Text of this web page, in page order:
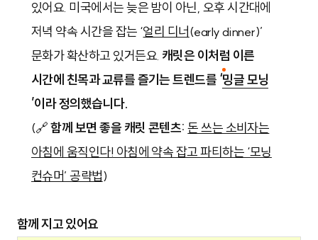
있어요. 미국에서는 늦은 밤이 아닌, 오후 시간대에
저녁 약속 시간을 잡는 ‘얼리 디너(early dinner)’
문화가 확산하고 있거든요. 캐릿은 이처럼 이른
시간에 친목과 교류를 즐기는 트렌드를 ‘밍글 모닝
’이라 정의했습니다.
(🔗함께 보면 좋을 캐릿 콘텐츠:돈 쓰는 소비자는
아침에 움직인다! 아침에 약속 잡고 파티하는 ‘모닝
컨슈머’ 공략법)
함께 지고 있어요